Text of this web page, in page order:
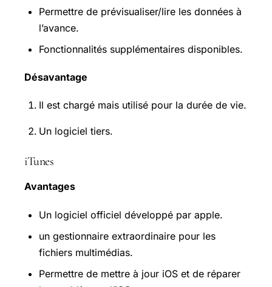
Permettre de prévisualiser/lire les données à
l’avance.
Fonctionnalités supplémentaires disponibles.
Désavantage
Il est chargé mais utilisé pour la durée de vie.
Un logiciel tiers.
iTunes
Avantages
Un logiciel officiel développé par apple.
un gestionnaire extraordinaire pour les
fichiers multimédias.
Permettre de mettre à jour iOS et de réparer